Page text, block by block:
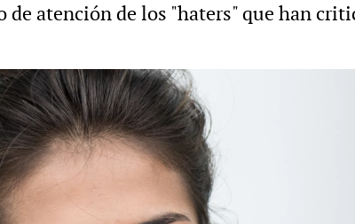
de atención de los "haters" que han